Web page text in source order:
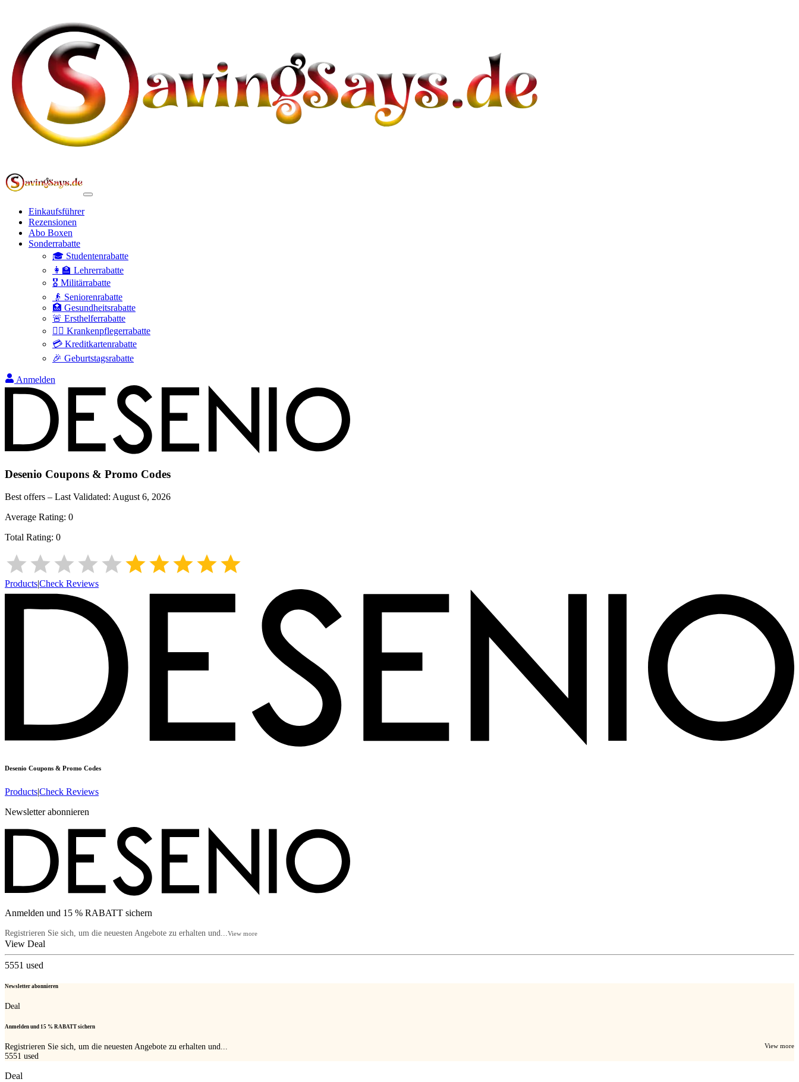
Einkaufsführer
Rezensionen
Abo Boxen
Sonderrabatte
🎓 Studentenrabatte
👩‍🏫 Lehrerrabatte
🎖️ Militärrabatte
👴 Seniorenrabatte
🏥 Gesundheitsrabatte
🚨 Ersthelferrabatte
👩‍⚕️ Krankenpflegerrabatte
💳 Kreditkartenrabatte
🎉 Geburtstagsrabatte
Anmelden
Desenio Coupons & Promo Codes
Best offers – Last Validated: August 6, 2026
Average Rating: 0
Total Rating: 0
Products|Check Reviews
Desenio Coupons & Promo Codes
Products|Check Reviews
Newsletter abonnieren
Anmelden und 15 % RABATT sichern
Registrieren Sie sich, um die neuesten Angebote zu erhalten und... View more
View Deal
5551 used
Newsletter abonnieren
Deal
Anmelden und 15 % RABATT sichern
Registrieren Sie sich, um die neuesten Angebote zu erhalten und... View more
5551 used
Deal